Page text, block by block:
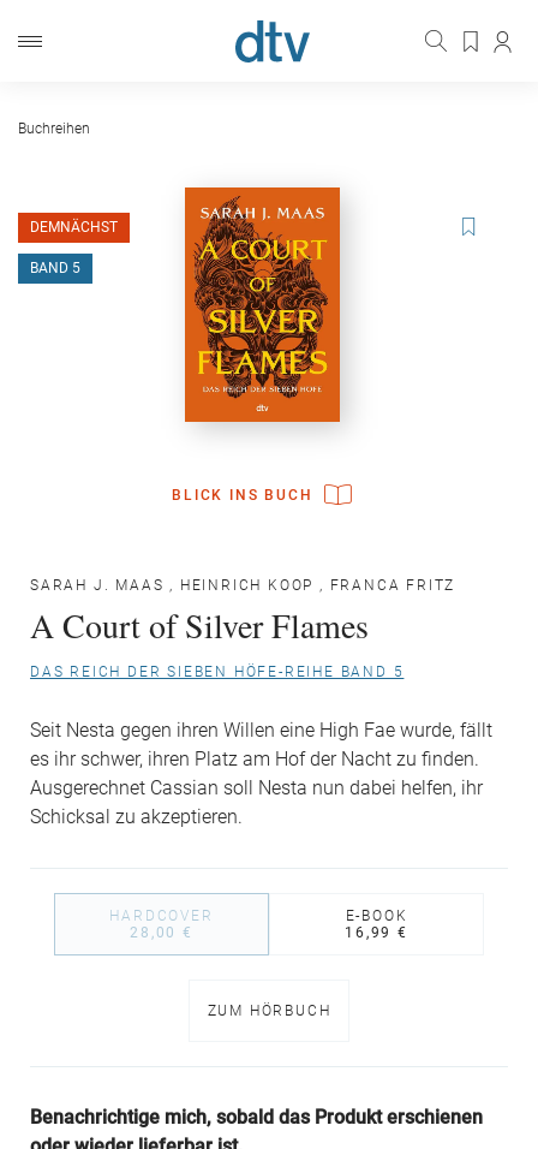
Buchreihen
BLICK INS BUCH
DEMNÄCHST
BAND 5
SARAH J. MAAS , HEINRICH KOOP , FRANCA FRITZ
A Court of Silver Flames
DAS REICH DER SIEBEN HÖFE-REIHE BAND 5
Seit Nesta gegen ihren Willen eine High Fae wurde, fällt
es ihr schwer, ihren Platz am Hof der Nacht zu finden.
Ausgerechnet Cassian soll Nesta nun dabei helfen, ihr
Schicksal zu akzeptieren.
HARDCOVER
28,00 €
E-BOOK
16,99 €
ZUM HÖRBUCH
Benachrichtige mich, sobald das Produkt erschienen